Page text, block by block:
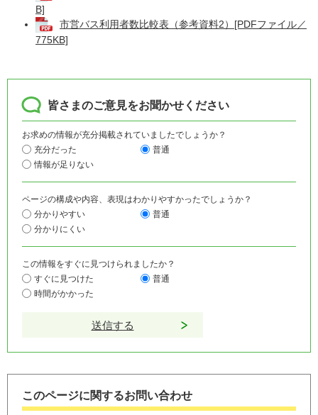
B]
市営バス利用者数比較表（参考資料2）[PDFファイル／
775KB]
皆さまのご意見をお聞かせください
お求めの情報が充分掲載されていましたでしょうか？
充分だった
普通
情報が足りない
ページの構成や内容、表現はわかりやすかったでしょうか？
分かりやすい
普通
分かりにくい
この情報をすぐに見つけられましたか？
すぐに見つけた
普通
時間がかかった
このページに関するお問い合わせ